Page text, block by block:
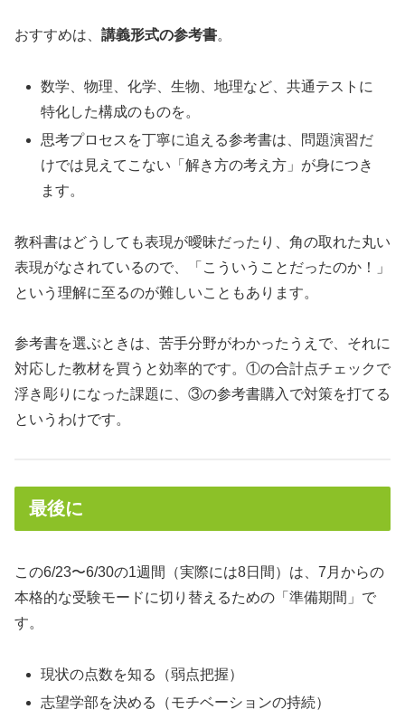
おすすめは、 講義形式の参考書。
数学、物理、化学、生物、地理など、共通テストに
特化した構成のものを。
思考プロセスを丁寧に追える参考書は、問題演習だ
けでは見えてこない「解き方の考え方」が身につき
ます。
教科書はどうしても表現が曖昧だったり、角の取れた丸い
表現がなされているので、「こういうことだったのか！」
という理解に至るのが難しいこともあります。
参考書を選ぶときは、苦手分野がわかったうえで、それに
対応した教材を買うと効率的です。①の合計点チェックで
浮き彫りになった課題に、③の参考書購入で対策を打てる
というわけです。
最後に
この6/23〜6/30の1週間（実際には8日間）は、7月からの
本格的な受験モードに切り替えるための「準備期間」で
す。
現状の点数を知る（弱点把握）
志望学部を決める（モチベーションの持続）